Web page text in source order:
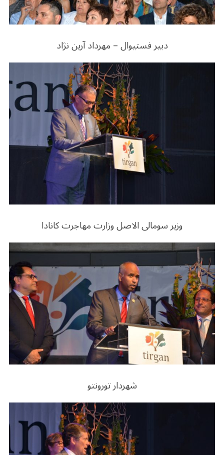
دبیر فستیوال – مهرداد آرین نژاد
وزیر سومالی الاصل وزارت مهاجرت کانادا
شهردار تورونتو